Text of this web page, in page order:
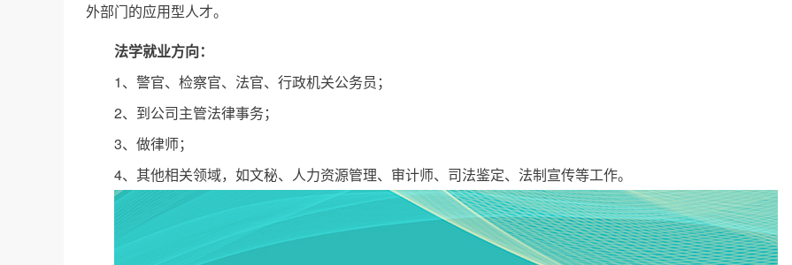
外部门的应用型人才。
法学就业方向：
1、警官、检察官、法官、行政机关公务员；
2、到公司主管法律事务；
3、做律师；
4、其他相关领域，如文秘、人力资源管理、审计师、司法鉴定、法制宣传等工作。